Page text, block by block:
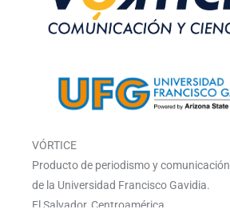
VÓRTICE
Producto de periodismo y
de la Universidad Francisco Gavidia.
El Salvador, Centroamérica.